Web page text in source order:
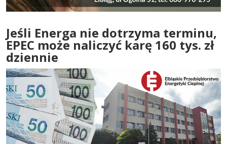
Jeśli Energa nie dotrzyma terminu,
EPEC może naliczyć karę 160 tys. zł
dziennie